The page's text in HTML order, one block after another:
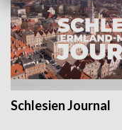
Schlesien Journal